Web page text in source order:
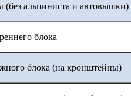
(без альпиниста и автовышки)
блока
блока (на кронштейны)